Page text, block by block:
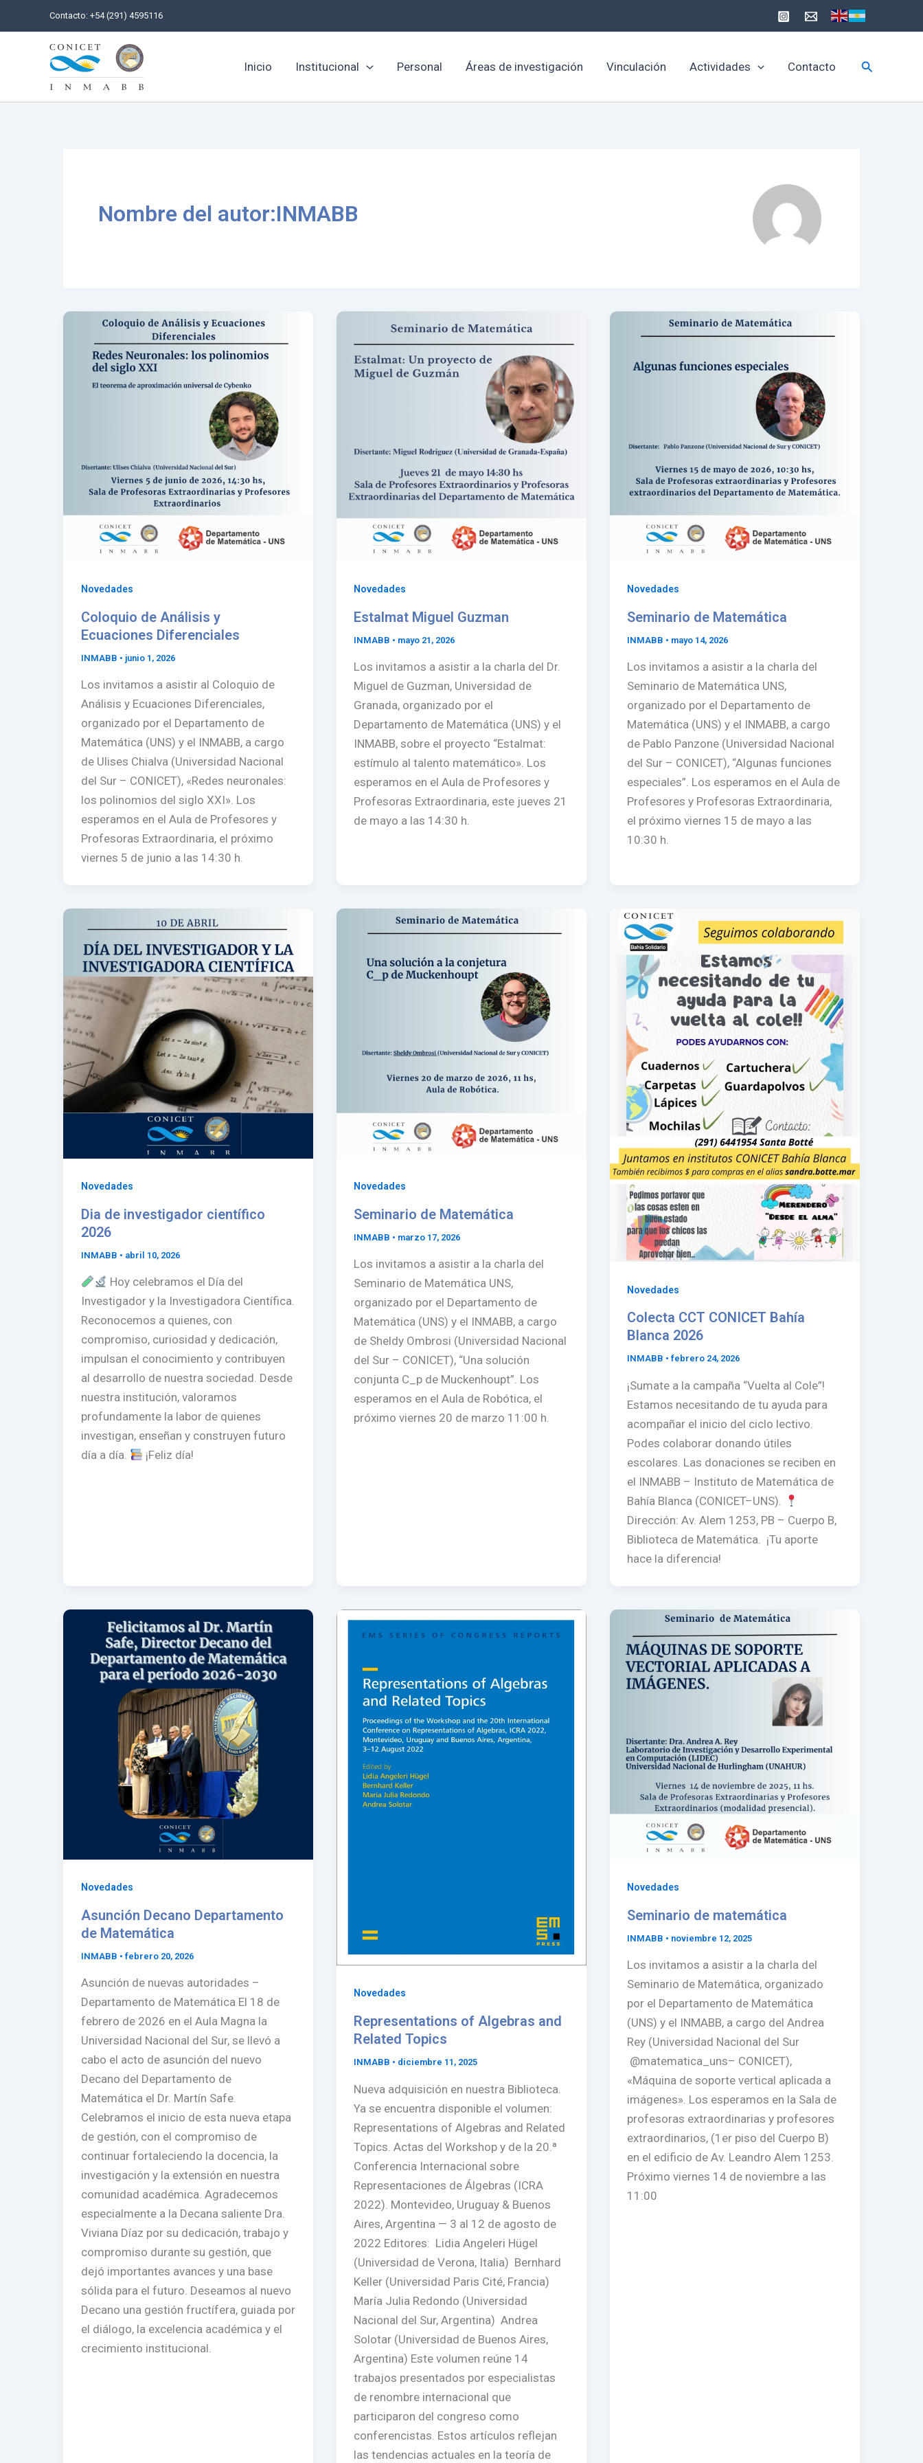
al
contenido
Contacto: +54 (291) 4595116
Inicio Institucional Personal Áreas de investigación Vinculación Actividades Contacto Buscar
Nombre del autor:INMABB
Novedades
Coloquio de Análisis y
Ecuaciones Diferenciales
INMABB • junio 1, 2026
Los invitamos a asistir al Coloquio de
Análisis y Ecuaciones Diferenciales,
organizado por el Departamento de
Matemática (UNS) y el INMABB, a cargo
de Ulises Chialva (Universidad Nacional
del Sur – CONICET), «Redes neuronales:
los polinomios del siglo XXI». Los
esperamos en el Aula de Profesores y
Profesoras Extraordinaria, el próximo
viernes 5 de junio a las 14:30 h.
Novedades
Estalmat Miguel Guzman
INMABB • mayo 21, 2026
Los invitamos a asistir a la charla del Dr.
Miguel de Guzman, Universidad de
Granada, organizado por el
Departamento de Matemática (UNS) y el
INMABB, sobre el proyecto “Estalmat:
estímulo al talento matemático». Los
esperamos en el Aula de Profesores y
Profesoras Extraordinaria, este jueves 21
de mayo a las 14:30 h.
Novedades
Seminario de Matemática
INMABB • mayo 14, 2026
Los invitamos a asistir a la charla del
Seminario de Matemática UNS,
organizado por el Departamento de
Matemática (UNS) y el INMABB, a cargo
de Pablo Panzone (Universidad Nacional
del Sur – CONICET), “Algunas funciones
especiales”. Los esperamos en el Aula de
Profesores y Profesoras Extraordinaria,
el próximo viernes 15 de mayo a las
10:30 h.
Novedades
Dia de investigador científico
2026
INMABB • abril 10, 2026
Hoy celebramos el Día del
Investigador y la Investigadora Científica.
Reconocemos a quienes, con
compromiso, curiosidad y dedicación,
impulsan el conocimiento y contribuyen
al desarrollo de nuestra sociedad. Desde
nuestra institución, valoramos
profundamente la labor de quienes
investigan, enseñan y construyen futuro
día a día.
¡Feliz día!
Novedades
Seminario de Matemática
INMABB • marzo 17, 2026
Los invitamos a asistir a la charla del
Seminario de Matemática UNS,
organizado por el Departamento de
Matemática (UNS) y el INMABB, a cargo
de Sheldy Ombrosi (Universidad Nacional
del Sur – CONICET), “Una solución
conjunta C_p de Muckenhoupt”. Los
esperamos en el Aula de Robótica, el
próximo viernes 20 de marzo 11:00 h.
Novedades
Colecta CCT CONICET Bahía
Blanca 2026
INMABB •febrero 24, 2026
¡Sumate a la campaña “Vuelta al Cole”!
Estamos necesitando de tu ayuda para
acompañar el inicio del ciclo lectivo.
Podes colaborar donando útiles
escolares. Las donaciones se reciben en
el INMABB – Instituto de Matemática de
Bahía Blanca (CONICET–UNS).
Dirección: Av. Alem 1253, PB – Cuerpo B,
Biblioteca de Matemática. ¡Tu aporte
hace la diferencia!
Novedades
Asunción Decano Departamento
de Matemática
INMABB • febrero 20, 2026
Asunción de nuevas autoridades –
Departamento de Matemática El 18 de
febrero de 2026 en el Aula Magna la
Universidad Nacional del Sur, se llevó a
cabo el acto de asunción del nuevo
Decano del Departamento de
Matemática el Dr. Martín Safe.
Celebramos el inicio de esta nueva etapa
de gestión, con el compromiso de
continuar fortaleciendo la docencia, la
investigación y la extensión en nuestra
comunidad académica. Agradecemos
especialmente a la Decana saliente Dra.
Viviana Díaz por su dedicación, trabajo y
compromiso durante su gestión, que
dejó importantes avances y una base
sólida para el futuro. Deseamos al nuevo
Decano una gestión fructífera, guiada por
el diálogo, la excelencia académica y el
crecimiento institucional.
Novedades
Representations of Algebras and
Related Topics
INMABB • diciembre 11, 2025
Nueva adquisición en nuestra Biblioteca.
Ya se encuentra disponible el volumen:
Representations of Algebras and Related
Topics. Actas del Workshop y de la 20.ª
Conferencia Internacional sobre
Representaciones de Álgebras (ICRA
2022). Montevideo, Uruguay & Buenos
Aires, Argentina — 3 al 12 de agosto de
2022 Editores: ⁠ ⁠Lidia Angeleri Hügel
(Universidad de Verona, Italia) ⁠ ⁠Bernhard
Keller (Universidad Paris Cité, Francia) ⁠
⁠María Julia Redondo (Universidad
Nacional del Sur, Argentina) ⁠ ⁠Andrea
Solotar (Universidad de Buenos Aires,
Argentina) Este volumen reúne 14
trabajos presentados por especialistas
de renombre internacional que
participaron del congreso como
conferencistas. Estos artículos reflejan
las tendencias actuales en la teoría de
Novedades
Seminario de matemática
INMABB • noviembre 12, 2025
Los invitamos a asistir a la charla del
Seminario de Matemática, organizado
por el Departamento de Matemática
(UNS) y el INMABB, a cargo del Andrea
Rey (Universidad Nacional del Sur
@matematica_uns– CONICET),
«Máquina de soporte vertical aplicada a
imágenes». Los esperamos en la Sala de
profesoras extraordinarias y profesores
extraordinarios, (1er piso del Cuerpo B)
en el edificio de Av. Leandro Alem 1253.
Próximo viernes 14 de noviembre a las
11:00